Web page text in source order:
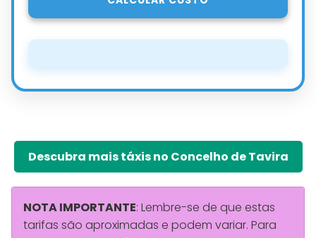
Descubra mais táxis no Concelho de Tavira
NOTA IMPORTANTE: Lembre-se de que estas
tarifas são aproximadas e podem variar. Para